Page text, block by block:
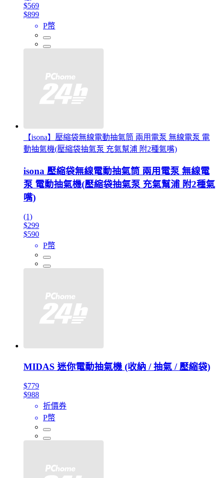
$569
$899
P幣
【isona】壓縮袋無線電動抽氣筒 兩用電泵 無線電泵 電
動抽氣機(壓縮袋抽氣泵 充氣幫浦 附2種氣嘴)
isona 壓縮袋無線電動抽氣筒 兩用電泵 無線電
泵 電動抽氣機(壓縮袋抽氣泵 充氣幫浦 附2種氣
嘴)
(1)
$299
$590
P幣
MIDAS 迷你電動抽氣機 (收納 / 抽氣 / 壓縮袋)
$779
$988
折價券
P幣